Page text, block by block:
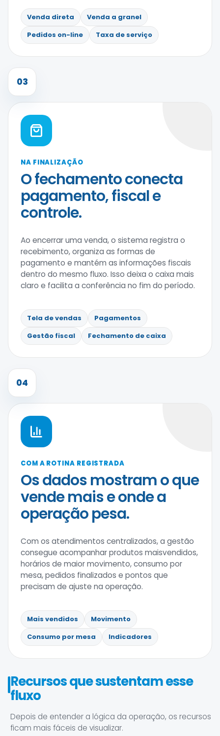
Venda direta
Venda a granel
Pedidos on-line
Taxa de serviço
03
NA FINALIZAÇÃO
O fechamento conecta
pagamento, fiscal e
controle.
Ao encerrar uma venda, o sistema registra o
recebimento, organiza as formas de
pagamento e mantém as informações fiscais
dentro do mesmo fluxo. Isso deixa o caixa mais
claro e facilita a conferência no fim do período.
Tela de vendas
Pagamentos
Gestão fiscal
Fechamento de caixa
04
COM A ROTINA REGISTRADA
Os dados mostram o que
vende mais e onde a
operação pesa.
Com os atendimentos centralizados, a gestão
consegue acompanhar produtos maisvendidos,
horários de maior movimento, consumo por
mesa, pedidos finalizados e pontos que
precisam de ajuste na operação.
Mais vendidos
Movimento
Consumo por mesa
Indicadores
Recursos que sustentam esse
fluxo
Depois de entender a lógica da operação, os recursos
ficam mais fáceis de visualizar.